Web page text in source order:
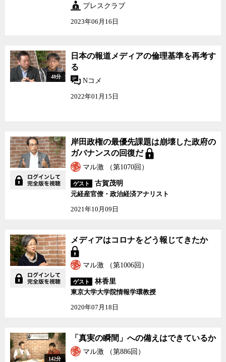
プレスクラブ
2023年06月16日
48分
日本の報道メディアの倫理基準を再考す
る
Nコメ
2022年01月15日
岸田政権の最優先課題は崩壊した政府の
ガバナンスの回復だ
マル激 （第1070回）
ゲスト
古賀茂明
元経産官僚・政治経済アナリスト
2021年10月09日
メディアはコロナをどう報じてきたか
マル激 （第1006回）
ゲスト
林香里
東京大学大学院情報学環教授
2020年07月18日
142分
「真実の瞬間」への備えはできているか
マル激 （第886回）